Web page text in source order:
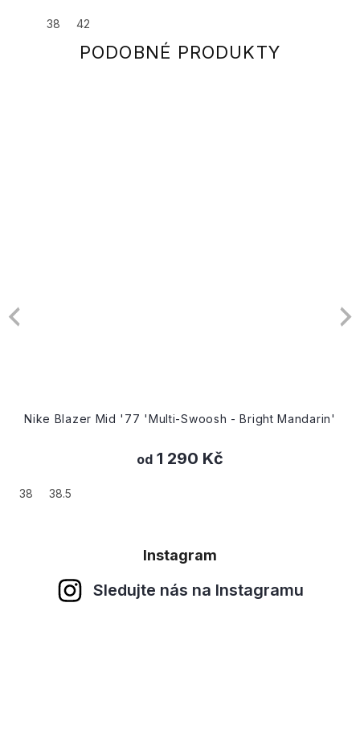
38 42
Nike Blazer Mid '77 'Multi-Swoosh - Bright Mandarin'
od 1 290 Kč
38 38.5
Instagram
Sledujte nás na Instagramu